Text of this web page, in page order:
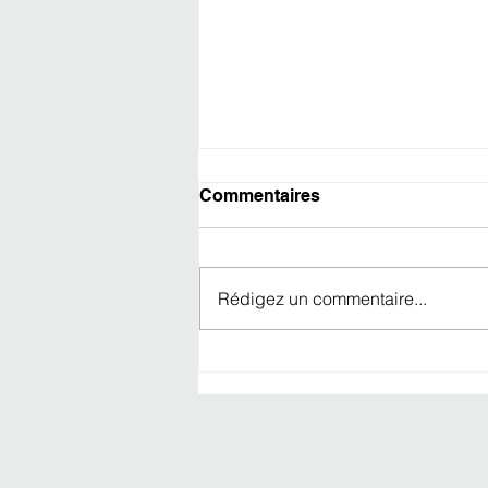
Commentaires
Rédigez un commentaire...